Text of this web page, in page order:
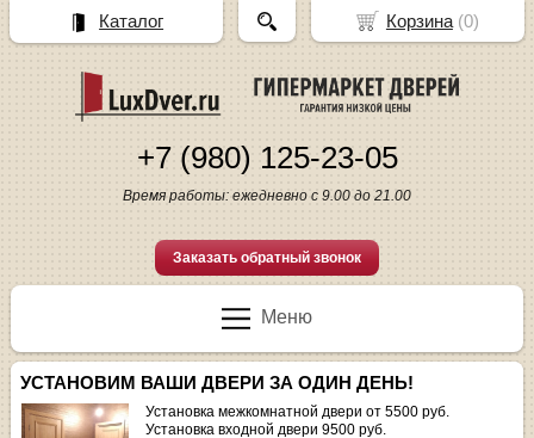
+7 (980) 125-23-05
Время работы: ежедневно с 9.00 до 21.00
Заказать обратный звонок
Меню
УСТАНОВИМ ВАШИ ДВЕРИ ЗА ОДИН ДЕНЬ!
Установка межкомнатной двери от 5500 руб.
Установка входной двери 9500 руб.
Корзина(0)
Каталог